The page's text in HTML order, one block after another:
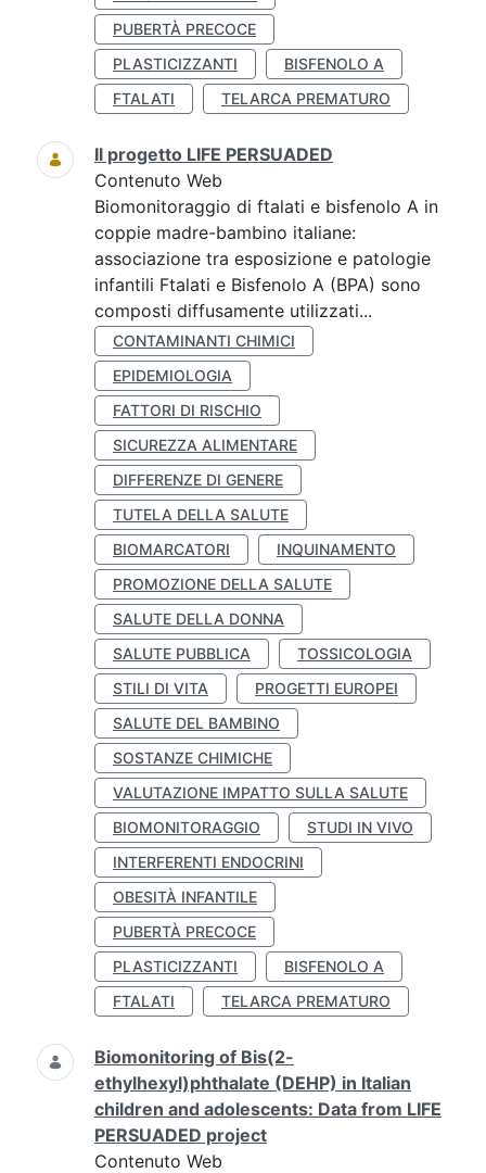
PUBERTÀ PRECOCE
PLASTICIZZANTI
BISFENOLO A
FTALATI
TELARCA PREMATURO
Il progetto LIFE PERSUADED
Contenuto Web
Biomonitoraggio di ftalati e bisfenolo A in
coppie madre-bambino italiane:
associazione tra esposizione e patologie
infantili Ftalati e Bisfenolo A (BPA) sono
composti diffusamente utilizzati...
CONTAMINANTI CHIMICI
EPIDEMIOLOGIA
FATTORI DI RISCHIO
SICUREZZA ALIMENTARE
DIFFERENZE DI GENERE
TUTELA DELLA SALUTE
BIOMARCATORI
INQUINAMENTO
PROMOZIONE DELLA SALUTE
SALUTE DELLA DONNA
SALUTE PUBBLICA
TOSSICOLOGIA
STILI DI VITA
PROGETTI EUROPEI
SALUTE DEL BAMBINO
SOSTANZE CHIMICHE
VALUTAZIONE IMPATTO SULLA SALUTE
BIOMONITORAGGIO
STUDI IN VIVO
INTERFERENTI ENDOCRINI
OBESITÀ INFANTILE
PUBERTÀ PRECOCE
PLASTICIZZANTI
BISFENOLO A
FTALATI
TELARCA PREMATURO
Biomonitoring of Bis(2-
ethylhexyl)phthalate (DEHP) in Italian
children and adolescents: Data from LIFE
PERSUADED project
Contenuto Web